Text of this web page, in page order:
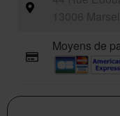
Moyens de